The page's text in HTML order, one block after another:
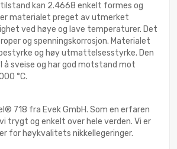
kan 2.4668 enkelt formes og
er materialet preget av utmerket
ved høye og lave temperaturer. Det
og spenningskorrosjon. Materialet
og høy utmattelsesstyrke. Den
å sveise og har god motstand mot
°C.
718 fra Evek GmbH. Som en erfaren
trygt og enkelt over hele verden. Vi er
for høykvalitets nikkellegeringer.